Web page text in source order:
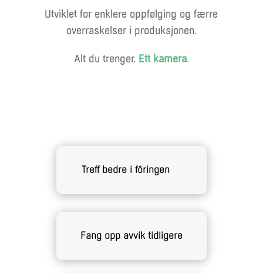
Utviklet for enklere oppfølging og færre
overraskelser i produksjonen.
Alt du trenger. Ett kamera.
Treff bedre i fôringen
Fang opp avvik tidligere